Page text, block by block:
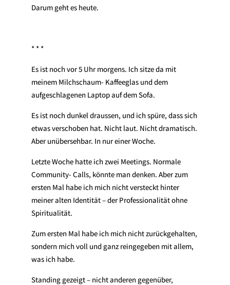
Darum geht es heute.
* * *
Es ist noch vor 5 Uhr morgens. Ich sitze da mit
meinem Milchschaum- Kaffeeglas und dem
aufgeschlagenen Laptop auf dem Sofa.
Es ist noch dunkel draussen, und ich spüre, dass sich
etwas verschoben hat. Nicht laut. Nicht dramatisch.
Aber unübersehbar. In nur einer Woche.
Letzte Woche hatte ich zwei Meetings. Normale
Community- Calls, könnte man denken. Aber zum
ersten Mal habe ich mich nicht versteckt hinter
meiner alten Identität – der Professionalität ohne
Spiritualität.
Zum ersten Mal habe ich mich nicht zurückgehalten,
sondern mich voll und ganz reingegeben mit allem,
was ich habe.
Standing gezeigt – nicht anderen gegenüber,